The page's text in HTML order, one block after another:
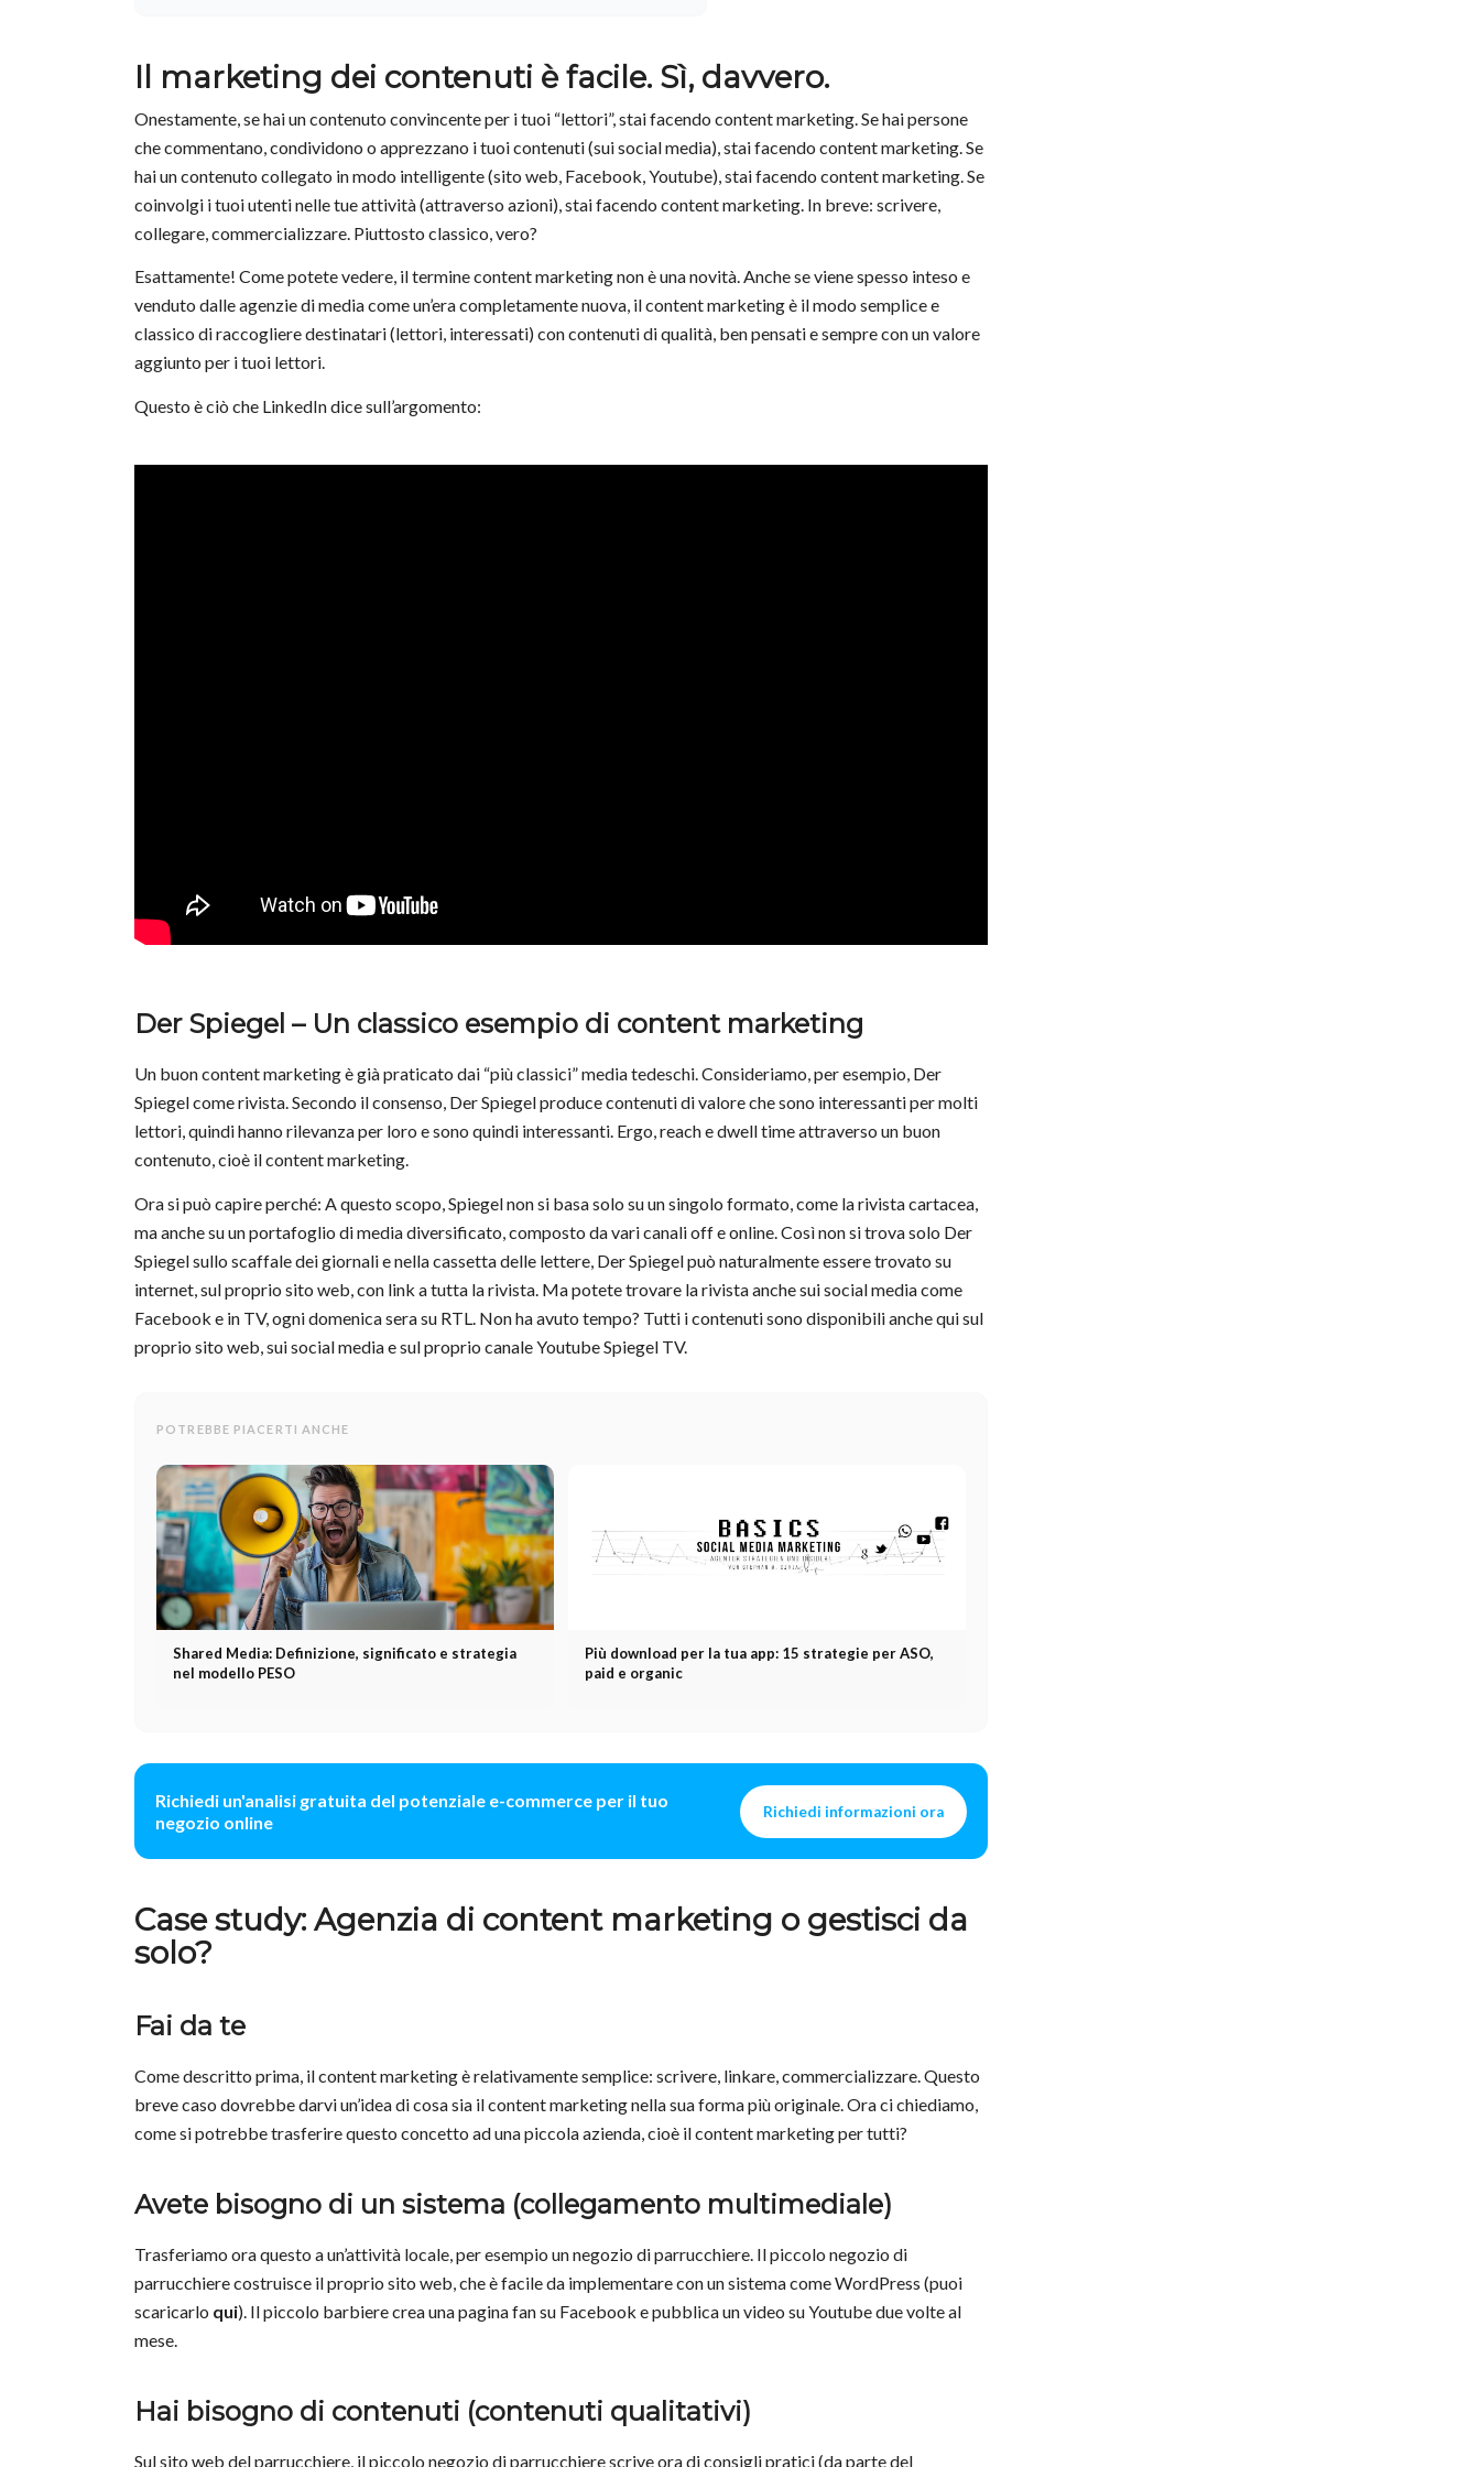
Il marketing dei contenuti è facile. Sì, davvero.
Onestamente, se hai un contenuto convincente per i tuoi “lettori”, stai facendo content marketing. Se hai persone
che commentano, condividono o apprezzano i tuoi contenuti (sui social media), stai facendo content marketing. Se
hai un contenuto collegato in modo intelligente (sito web, Facebook, Youtube), stai facendo content marketing. Se
coinvolgi i tuoi utenti nelle tue attività (attraverso azioni), stai facendo content marketing. In breve: scrivere,
collegare, commercializzare. Piuttosto classico, vero?
Esattamente! Come potete vedere, il termine content marketing non è una novità. Anche se viene spesso inteso e
venduto dalle agenzie di media come un’era completamente nuova, il content marketing è il modo semplice e
classico di raccogliere destinatari (lettori, interessati) con contenuti di qualità, ben pensati e sempre con un valore
aggiunto per i tuoi lettori.
Questo è ciò che LinkedIn dice sull’argomento:
Der Spiegel – Un classico esempio di content marketing
Un buon content marketing è già praticato dai “più classici” media tedeschi. Consideriamo, per esempio, Der
Spiegel come rivista. Secondo il consenso, Der Spiegelproduce contenuti di valore che sono interessanti per molti
lettori, quindi hanno rilevanza per loro e sono quindi interessanti. Ergo, reach e dwell time attraverso un buon
contenuto, cioè il content marketing.
Ora si può capire perché: A questo scopo, Spiegelnon si basa solo su un singolo formato, come la rivista cartacea,
ma anche su un portafoglio di media diversificato, composto da vari canali off e online. Così non si trova solo Der
Spiegelsullo scaffale dei giornali e nella cassetta delle lettere, Der Spiegelpuò naturalmente essere trovato su
internet, sul proprio sito web, con link a tutta la rivista. Ma potete trovare la rivista anche sui social media come
Facebook e in TV, ogni domenica sera su RTL. Non ha avuto tempo? Tutti i contenuti sono disponibili anche qui sul
proprio sito web, sui social media e sul proprio canale Youtube Spiegel TV.
POTREBBE PIACERTI ANCHE
Shared Media: Definizione, significato e strategia
nel modello PESO
Più download per la tua app: 15 strategie per ASO,
paid e organic
Richiedi un'analisi gratuita del potenziale e-commerce per il tuo
negozio online
Richiedi informazioni ora
Case study: Agenzia di content marketing o gestisci da
solo?
Fai da te
Come descritto prima, il content marketing è relativamente semplice: scrivere, linkare, commercializzare. Questo
breve caso dovrebbe darvi un’idea di cosa sia il content marketing nella sua forma più originale. Ora ci chiediamo,
come si potrebbe trasferire questo concetto ad una piccola azienda, cioè il content marketing per tutti?
Avete bisogno di un sistema (collegamento multimediale)
Trasferiamo ora questo a un’attività locale, per esempio un negozio di parrucchiere. Il piccolo negozio di
parrucchiere costruisce il proprio sito web, che è facile da implementare con un sistema come WordPress (puoi
scaricarlo qui). Il piccolo barbiere crea una pagina fan su Facebook e pubblica un video su Youtube due volte al
mese.
Hai bisogno di contenuti (contenuti qualitativi)
Sul sito web del parrucchiere, il piccolo negozio di parrucchiere scrive ora di consigli pratici (da parte del